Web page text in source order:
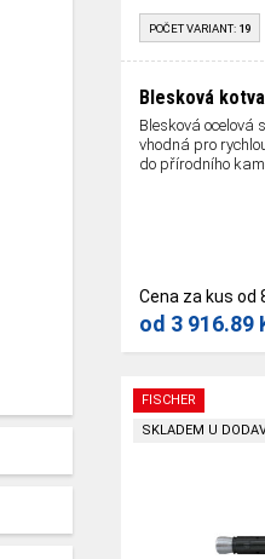
POČET VARIANT: 19
Blesková
Blesková ocelová
vhodná pro
do přírodního
Cena za kus od
od 3 916.89
FISCHER
SKLADEM U